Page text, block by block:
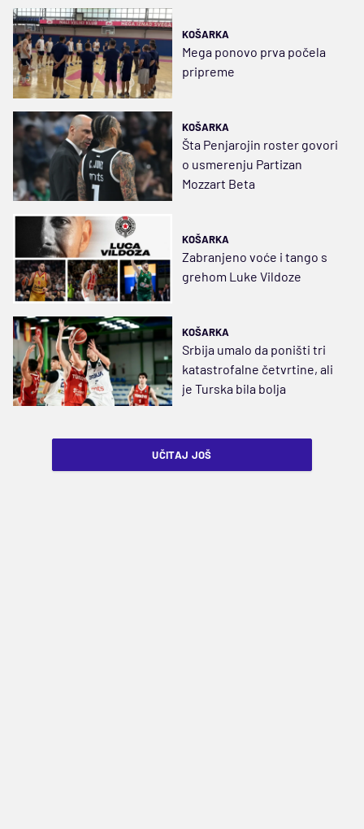
KOŠARKA
Mega ponovo prva počela
pripreme
KOŠARKA
Šta Penjarojin roster govori
o usmerenju Partizan
Mozzart Beta
KOŠARKA
Zabranjeno voće i tango s
grehom Luke Vildoze
KOŠARKA
Srbija umalo da poništi tri
katastrofalne četvrtine, ali
je Turska bila bolja
UČITAJ JOŠ